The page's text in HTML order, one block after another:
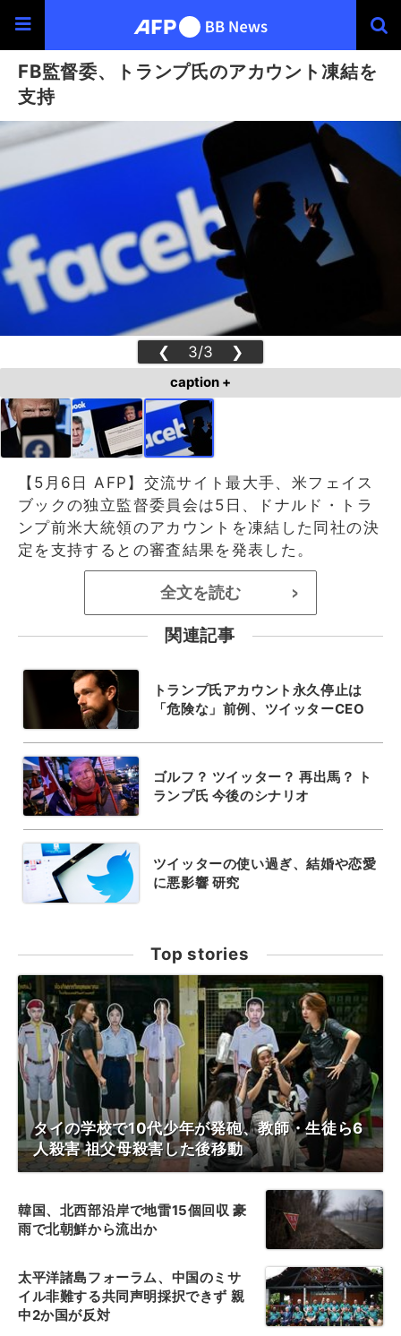
FB監督委、トランプ氏のアカウント凍結を
支持
❮ 3/3 ❯
caption +
【5月6日 AFP】交流サイト最大手、米フェイス
ブックの独立監督委員会は5日、ドナルド・トラ
ンプ前米大統領のアカウントを凍結した同社の決
定を支持するとの審査結果を発表した。
全文を読む >
関連記事
トランプ氏アカウント永久停止は
「危険な」前例、ツイッターCEO
ゴルフ？ ツイッター？ 再出馬？ ト
ランプ氏 今後のシナリオ
ツイッターの使い過ぎ、結婚や恋愛
に悪影響 研究
Top stories
タイの学校で10代少年が発砲、教師・生徒ら6
人殺害 祖父母殺害した後移動
韓国、北西部沿岸で地雷15個回収 豪
雨で北朝鮮から流出か
太平洋諸島フォーラム、中国のミサ
イル非難する共同声明採択できず 親
中2か国が反対